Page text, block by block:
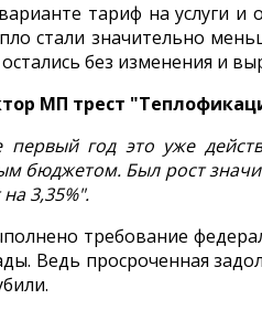
тариф на услуги
стали значительно
без изменения и
МП трест
год это уже
бюджетом. Был рост
3,35%".
требование
Ведь просроченная